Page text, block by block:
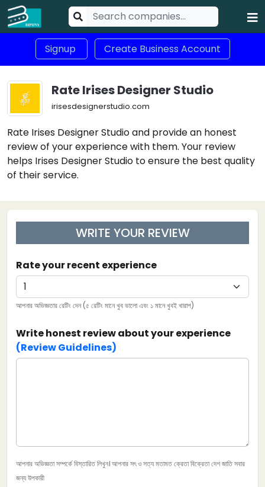
Signup Create Business Account
Rate Irises Designer Studio
irisesdesignerstudio.com
Rate Irises Designer Studio and provide an honest
review of your experience with them. Your review
helps Irises Designer Studio to ensure the best quality
of their service.
WRITE YOUR REVIEW
Rate your recent experience
আপনার অভিজ্ঞতার রেটিং দেন (৫ রেটিং মানে খুব ভালো এবং ১ মানে খুবই খারাপ)
Write honest review about your experience
(Review Guidelines)
আপনার অভিজ্ঞতা সম্পর্কে বিস্তারিত লিখুন। আপনার সৎ ও সত্য মতামত ক্রেতা বিক্রেতা দেশ জাতি সবার
জন্য উপকারী